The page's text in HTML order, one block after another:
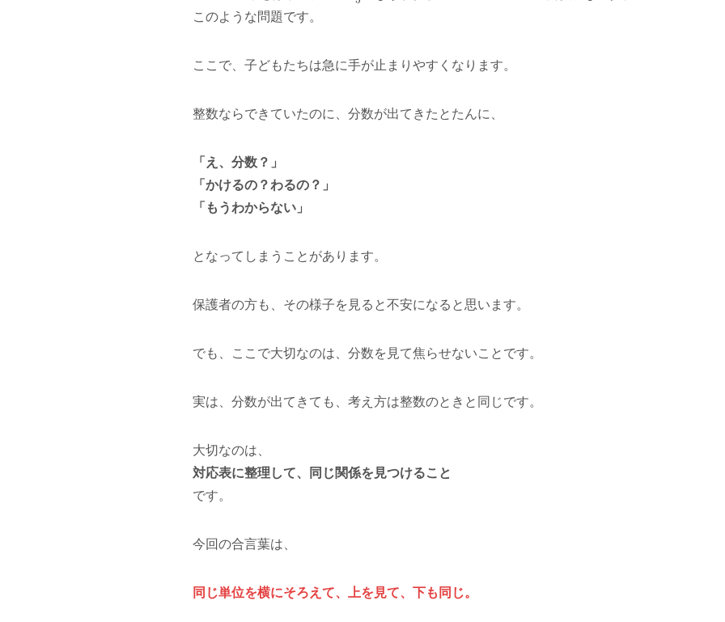
このような問題です。
ここで、子どもたちは急に手が止まりやすくなります。
整数ならできていたのに、分数が出てきたとたんに、
「え、分数？」
「かけるの？わるの？」
「もうわからない」
となってしまうことがあります。
保護者の方も、その様子を見ると不安になると思います。
でも、ここで大切なのは、分数を見て焦らせないことです。
実は、分数が出てきても、考え方は整数のときと同じです。
大切なのは、
対応表に整理して、同じ関係を見つけること
です。
今回の合言葉は、
同じ単位を横にそろえて、上を見て、下も同じ。